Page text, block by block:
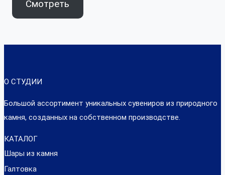
Смотреть
О СТУДИИ
Большой ассортимент уникальных сувениров из природного
камня, созданных на собственном производстве.
КАТАЛОГ
Шары из камня
Галтовка